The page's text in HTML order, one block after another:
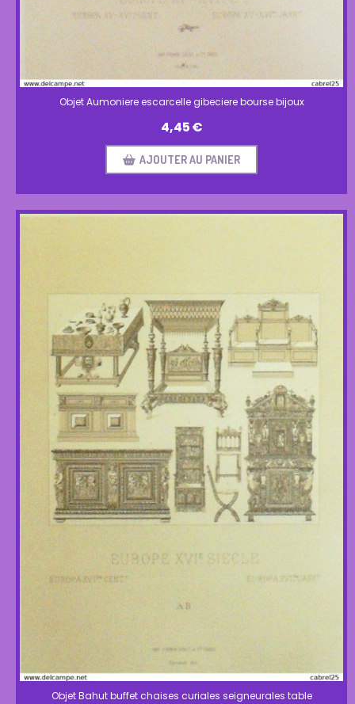
Objet Aumoniere escarcelle gibeciere bourse bijoux
4,45€
AJOUTER AU PANIER
Objet Bahut buffet chaises curiales seigneurales table